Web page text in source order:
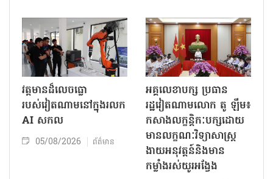
វត្តមានដ៏លេចធ្លោ
របស់វៀតណាមនៅក្នុងរលក
AI សកល
05/08/2026 ព័ត៌មាន
អគ្គលេខាបក្ស ប្រធាន
រដ្ឋវៀតណាមលោក តូ ឡឹម៖
កសាងលក្ខន្តិកៈបក្សដោយ
មានលក្ខណៈវិទ្យាសាស្ត្រ
ងាយអនុវត្តន៍និងមាន
កម្លាំងរស់យូរអង្វែង